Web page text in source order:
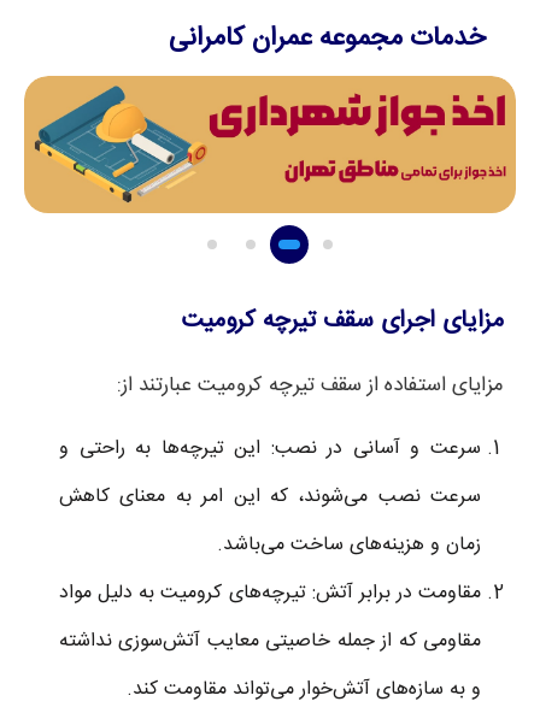
خدمات مجموعه عمران کامرانی
مزایای اجرای سقف تیرچه کرومیت
مزایای استفاده از سقف تیرچه کرومیت عبارتند از:
سرعت و آسانی در نصب: این تیرچه‌ها به راحتی و
سرعت نصب می‌شوند، که این امر به معنای کاهش
زمان و هزینه‌های ساخت می‌باشد.
مقاومت در برابر آتش: تیرچه‌های کرومیت به دلیل مواد
مقاومی که از جمله خاصیتی معایب آتش‌سوزی نداشته
و به سازه‌های آتش‌خوار می‌تواند مقاومت کند.